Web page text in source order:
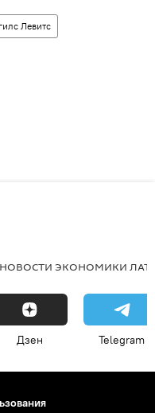
Левитс
НОВОСТИ ЭКОНОМИКИ
Дзен Telegram